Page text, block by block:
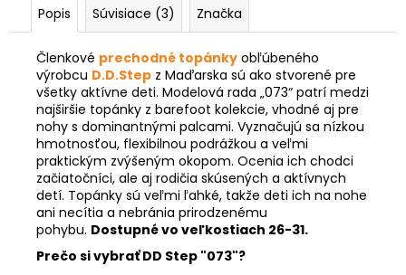
Popis Súvisiace (3) Značka
Členkové prechodné topánky obľúbeného
výrobcu D.D.Step z Maďarska sú ako stvorené pre
všetky aktívne deti. Modelová rada „073“ patrí medzi
najširšie topánky z barefoot kolekcie, vhodné aj pre
nohy s dominantnými palcami. Vyznačujú sa nízkou
hmotnosťou, flexibilnou podrážkou a veľmi
praktickým zvýšeným okopom. Ocenia ich chodci
začiatočníci, ale aj rodičia skúsených a aktívnych
detí. Topánky sú veľmi ľahké, takže deti ich na nohe
ani necítia a nebránia prirodzenému
pohybu. Dostupné vo veľkostiach 26-31.
Prečo si vybrať DD Step "073"?